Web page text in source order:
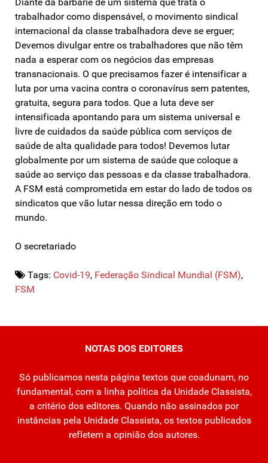
trabalhador como dispensável, o movimento sindical
internacional da classe trabalhadora deve se erguer;
Devemos divulgar entre os trabalhadores que não têm
nada a esperar com os negócios das empresas
transnacionais. O que precisamos fazer é intensificar a
luta por uma vacina contra o coronavírus sem patentes,
gratuita, segura para todos. Que a luta deve ser
intensificada apontando para um sistema universal e
livre de cuidados da saúde pública com serviços de
saúde de alta qualidade para todos! Devemos lutar
globalmente por um sistema de saúde que coloque a
saúde ao serviço das pessoas e da classe trabalhadora.
A FSM está comprometida em estar do lado de todos os
sindicatos que vão lutar nessa direção em todo o
mundo.
O secretariado
Tags: Covid-19, Federação Sindical Mundial (FSM),
FSM
NOTAS DOS EDITORES
Só publicamos nesta página textos que coadunam, no
fundamental, com a linha política da Unidade Classista,
a critério dos editores. Quando não assinados por
instâncias pela Unidade Classista, os textos publicados
refletem a opinião dos autores.